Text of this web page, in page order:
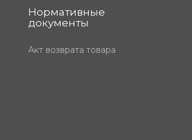
Нормативные
документы
Акт возврата товара